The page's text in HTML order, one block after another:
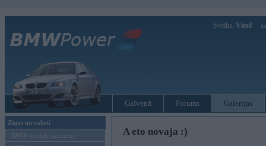
Sveiks, Viesi!
Galvenā Forums Galerijas
Ziņas un raksti
BMW modeļu jaunumi
A eto novaja :)